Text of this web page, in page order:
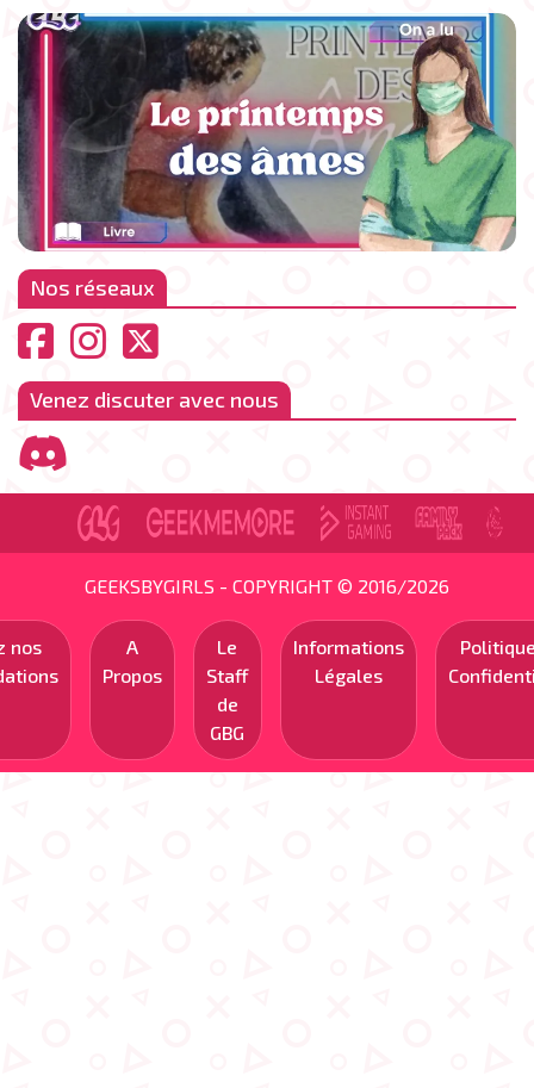
Nos réseaux
Venez discuter avec nous
GEEKSBYGIRLS - COPYRIGHT © 2016/2026
nos
A
Propos
Le
Staff
de
GBG
Informations
Légales